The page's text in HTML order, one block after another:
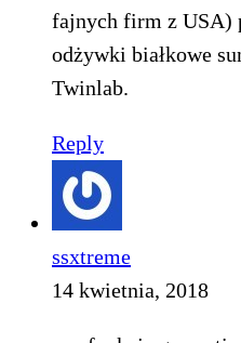
fajnych firm z USA)
odżywki białkowe
Twinlab.
Reply
ssxtreme
14 kwietnia, 2018